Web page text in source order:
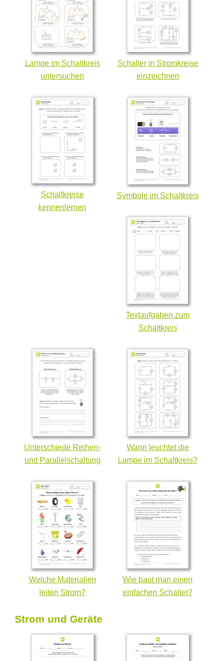
Lampe im Schaltkreis
untersuchen
Schalter in Stromkreise
einzeichnen
Schaltkreise
kennenlernen
Symbole im Schaltkreis
Textaufgaben zum
Schaltkreis
Unterschiede Reihen-
und Parallelschaltung
Wann leuchtet die
Lampe im Schaltkreis?
Welche Materialien
leiten Strom?
Wie baut man einen
einfachen Schalter?
Strom und Geräte